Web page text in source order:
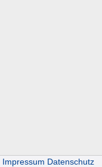
Impressum Datenschutz